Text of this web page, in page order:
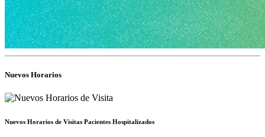
Nuevos Horarios
Nuevos Horarios de Visitas Pacientes Hospitalizados